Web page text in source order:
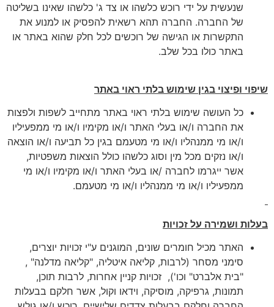
שנעשית על ידי רוכש כלשהו או צד ג' כלשהו שאינו בשליטה
של החברה. החברה תהא רשאית להפסיק או למנוע את
התקשרות או הגישה של רוכשים לכל חלק שהוא באתר או
באתר כולו בכל שלב.
שיפוי ופיצוי בגין שימוש בלתי ראוי באתר
כל העושה שימוש בלתי ראוי באתר מתחייב לשפות ולפצות
את החברה ו/או בעלי האתר ו/או מקימיו ו/או מי ממפעיליו
ו/או מי ממנהליו ו/או מי מטעמם בגין כל תביעה ו/או הוצאה
ו/או נזקים מכל מין וסוג כלשהו כולל הוצאות משפטיות,
אשר ייגרמו לחברה /או בעלי האתר ו/או מקימיו ו/או מי
ממפעיליו ו/או מי ממנהליו ו/או מי מטעמם.
בעלות ושמירה על זכויות
האתר מכיל חומרים שונים, המוגנים ע"י זכויות יוצרים,
סימני מסחר (לרבות, קליאה איטליה, "קליאה מדלנה" ,
"בית אלברט" וכו'), זכויות קניין אחרות, לרבות תוכן,
תמונות, גרפיקה, מוסיקה, וידאו וקול, אשר חלקם בבעלות